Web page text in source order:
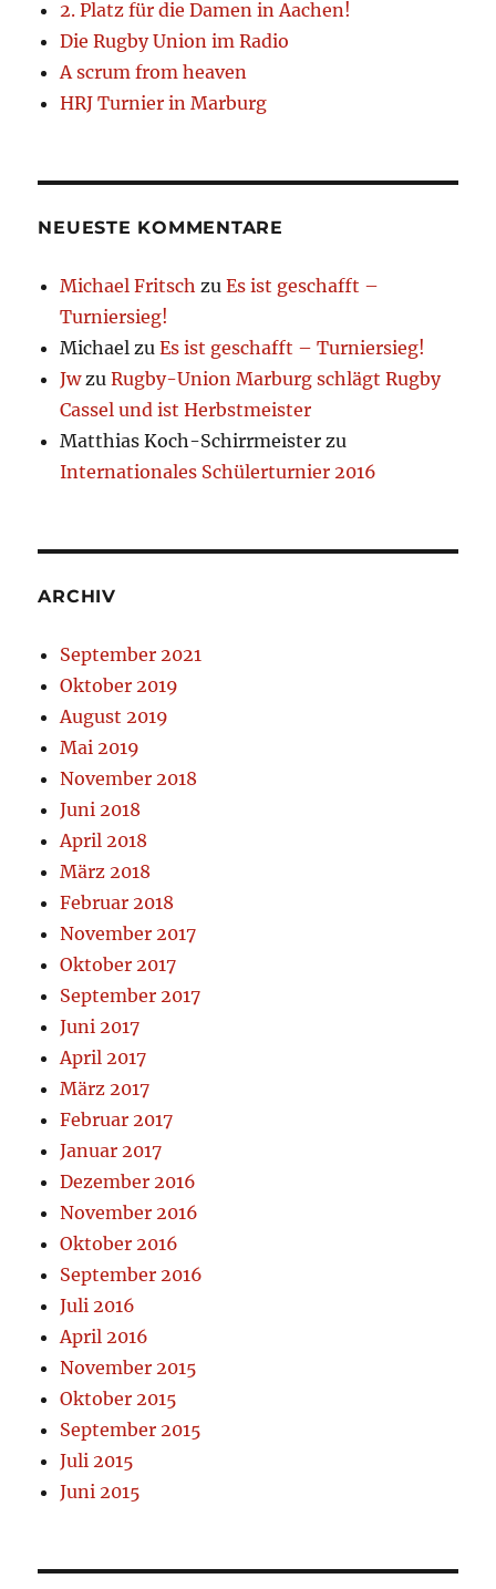
2. Platz für die Damen in Aachen!
Die Rugby Union im Radio
A scrum from heaven
HRJ Turnier in Marburg
NEUESTE KOMMENTARE
Michael Fritsch zuEs ist geschafft –
Turniersieg!
Michael zuEs ist geschafft – Turniersieg!
JwzuRugby-Union Marburg schlägt Rugby
Cassel und ist Herbstmeister
Matthias Koch-Schirrmeister zu
Internationales Schülerturnier 2016
ARCHIV
September 2021
Oktober 2019
August 2019
Mai 2019
November 2018
Juni 2018
April 2018
März 2018
Februar 2018
November 2017
Oktober 2017
September 2017
Juni 2017
April 2017
März 2017
Februar 2017
Januar 2017
Dezember 2016
November 2016
Oktober 2016
September 2016
Juli 2016
April 2016
November 2015
Oktober 2015
September 2015
Juli 2015
Juni 2015